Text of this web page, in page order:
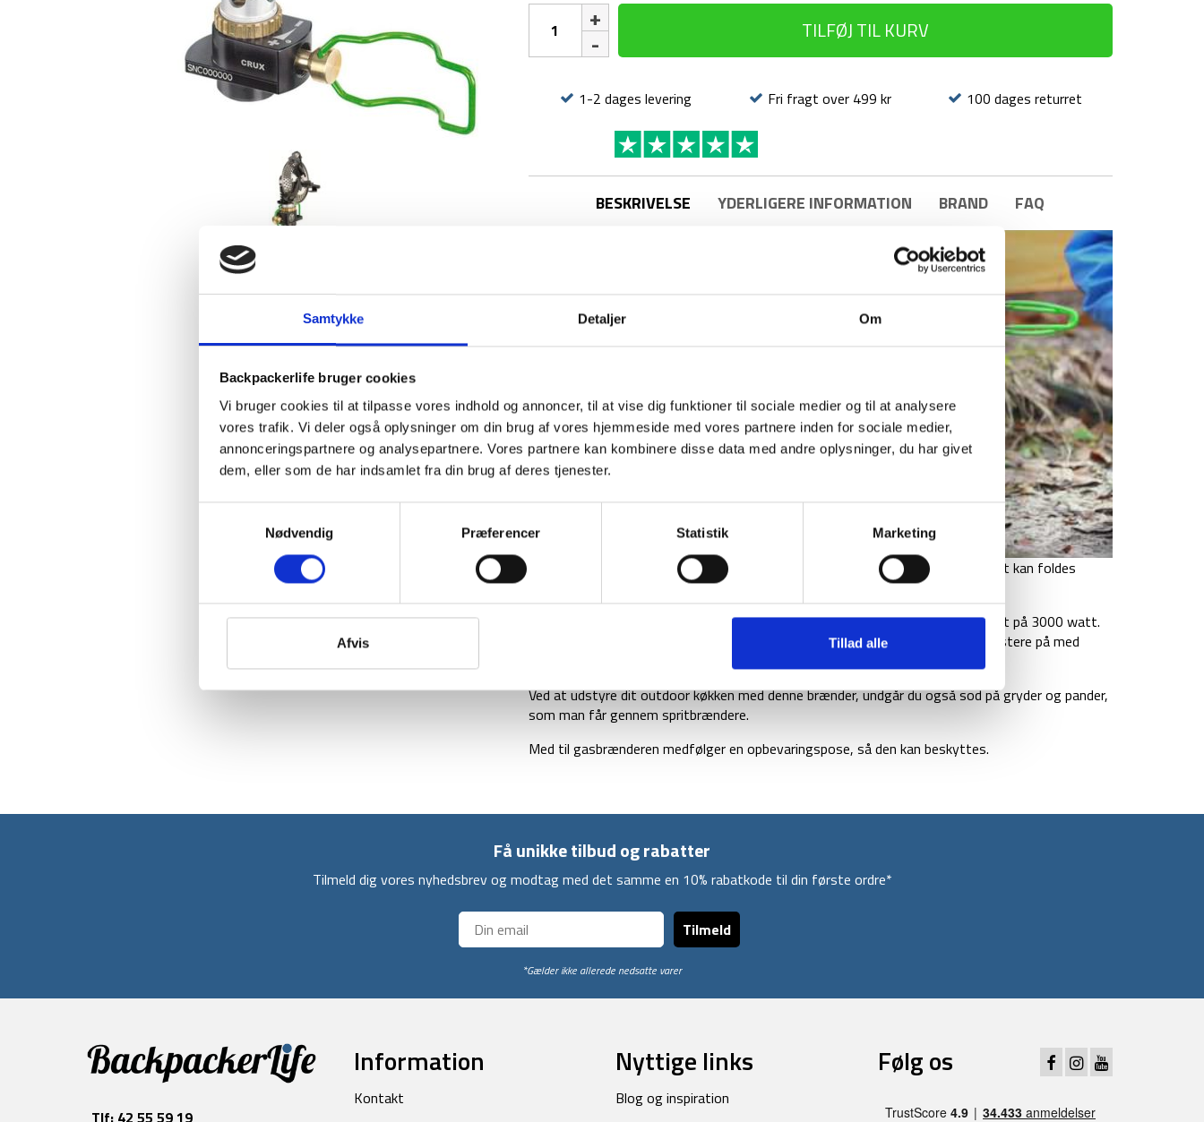
Samtykke Detaljer Om
Backpackerlife bruger cookies
Vi bruger cookies til at tilpasse vores indhold og annoncer, til at vise dig funktioner til sociale medier og til at analysere
vores trafik. Vi deler også oplysninger om din brug af vores hjemmeside med vores partnere inden for sociale medier,
annonceringspartnere og analysepartnere. Vores partnere kan kombinere disse data med andre oplysninger, du har givet
dem, eller som de har indsamlet fra din brug af deres tjenester.
Nødvendig
Præferencer Statistik Marketing
Afvis Tillad alle
Gasbrænder
Optimus
antal
TILFØJ TIL KURV
1-2 dages levering Fri fragt over 499 kr 100 dages returret
BESKRIVELSE YDERLIGERE INFORMATION BRAND FAQ
Letvægtig og effektiv gasbrænder Optimus Crux, som kun vejer 89 gram og let kan foldes
Optimus Crux gør det muligt at koge 1 liter vand på 3 minutter og har en effekt på 3000 watt.
Det store brænderhoved sikrer en bred varmefordeling og varmen er nem at justere på med
Ved at udstyre dit outdoor køkken med denne brænder, undgår du også sod på gryder og pander,
som man får gennem spritbrændere.
Med til gasbrænderen medfølger en opbevaringspose, så den kan beskyttes.
Få unikke tilbud og rabatter
Tilmeld dig vores nyhedsbrev og modtag med det samme en 10% rabatkode til din første ordre*
Tilmeld
*Gælder ikke allerede nedsatte varer
Information
Kontakt
Nyttige links
Blog og inspiration
Følg os